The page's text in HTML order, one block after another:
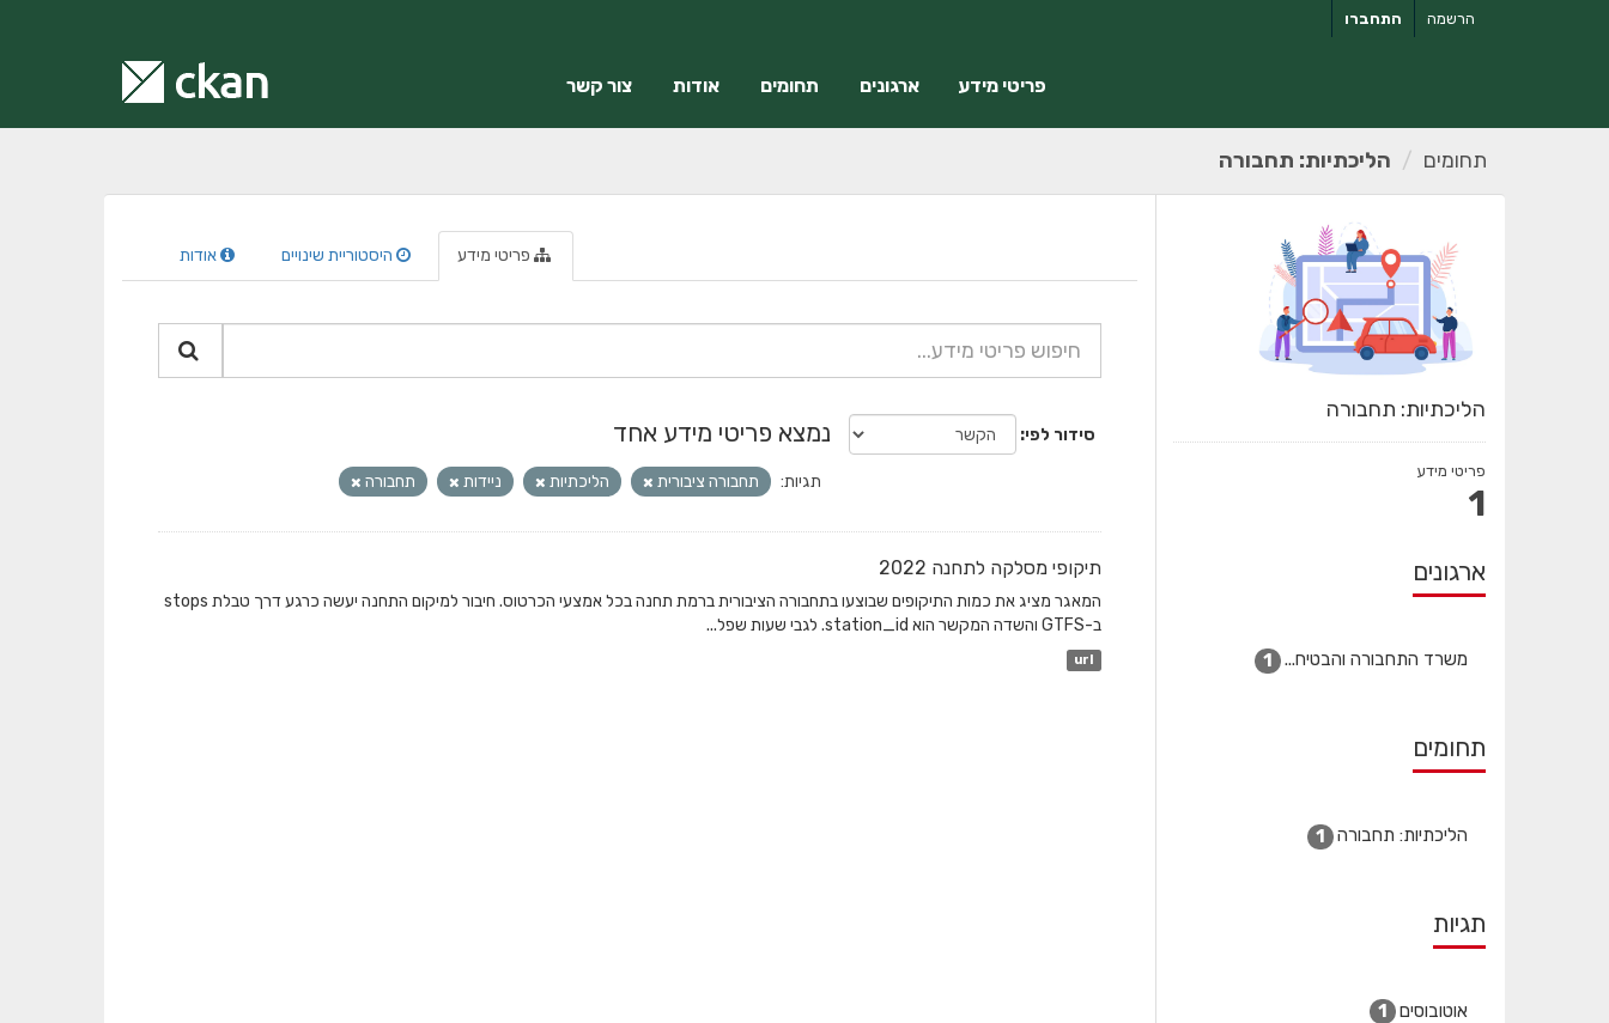
התחברו הרשמה
פריטי מידע ארגונים תחומים אודות צור קשר
תחומים הליכתיות: תחבורה
הליכתיות: תחבורה
פריטי מידע
1
ארגונים
משרד התחבורה והבטיח... 1
תחומים
הליכתיות: תחבורה 1
תגיות
אוטובוסים 1
פריטי מידע היסטוריית שינויים אודות
סידור לפי נמצא פריטי מידע אחד
תגיות: תחבורה ציבורית הליכתיות ניידות תחבורה
תיקופי מסלקה לתחנה 2022
המאגר מציג את כמות התיקופים שבוצעו בתחבורה הציבורית ברמת תחנה בכל אמצעי הכרטוס. חיבור למיקום התחנה יעשה כרגע דרך טבלת stops
ב-GTFS והשדה המקשר הוא station_id. לגבי שעות שפל...
url